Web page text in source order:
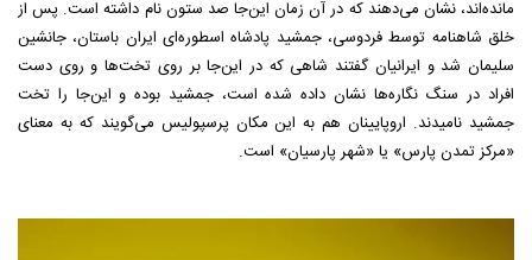
مانده‌اند، نشان می‌دهند که در آن زمان این‌جا صد ستون نام داشته است. پس از
خلق شاهنامه توسط فردوسی، جمشید پادشاه اسطوره‌ای ایران باستان، جانشین
سلیمان شد و ایرانیان گفتند شاهی که در این‌جا بر روی تخت‌ها و روی دست
افراد در سنگ نگاره‌ها نشان داده شده است، جمشید بوده و این‌جا را تخت
جمشید نامیدند. اروپایینان هم به این مکان پرسپولیس می‌گویند که به معنای
«مرکز تمدن پارس» یا «شهر پارسیان» است.